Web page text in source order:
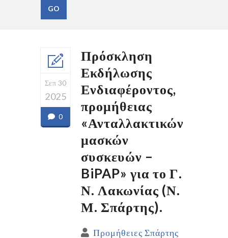
Σεπ 30
2025
0
Πρόσκληση
Εκδήλωσης
Ενδιαφέροντος,
προμήθειας
«Ανταλλακτικών
μασκών
συσκευών –
BiPAP» για το Γ.
Ν. Λακωνίας (Ν.
Μ. Σπάρτης).
Προμήθειες Σπάρτης